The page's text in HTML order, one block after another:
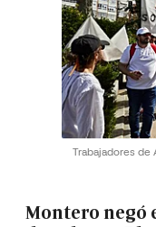
Trabajadores
Montero negó